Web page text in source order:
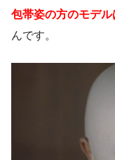
包帯姿の方のモデ
んです。